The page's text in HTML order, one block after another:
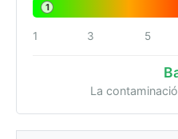
1
1 3 5
La